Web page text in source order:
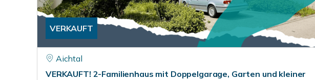
VERKAUFT
Aichtal
VERKAUFT! 2-Familienhaus mit Doppelgarage, Garten und kleiner